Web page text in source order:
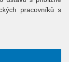
pracovníků s